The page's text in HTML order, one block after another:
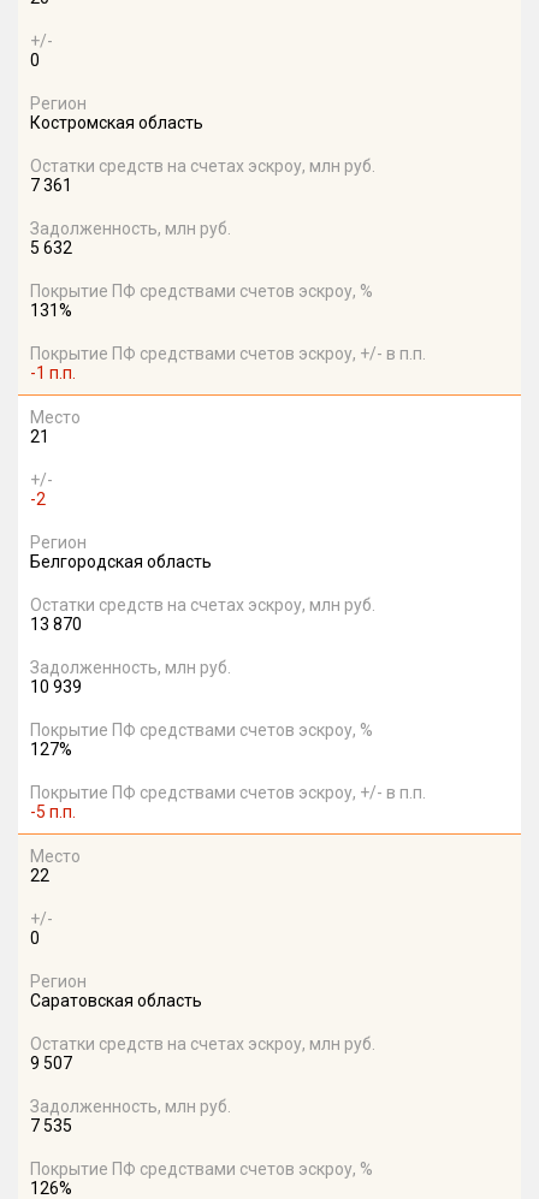
+/-
0
Регион
Костромская область
Остатки средств на счетах эскроу, млн руб.
7 361
Задолженность, млн руб.
5 632
Покрытие ПФ средствами счетов эскроу, %
131%
Покрытие ПФ средствами счетов эскроу, +/- в п.п.
-1 п.п.
Место
21
+/-
-2
Регион
Белгородская область
Остатки средств на счетах эскроу, млн руб.
13 870
Задолженность, млн руб.
10 939
Покрытие ПФ средствами счетов эскроу, %
127%
Покрытие ПФ средствами счетов эскроу, +/- в п.п.
-5 п.п.
Место
22
+/-
0
Регион
Саратовская область
Остатки средств на счетах эскроу, млн руб.
9 507
Задолженность, млн руб.
7 535
Покрытие ПФ средствами счетов эскроу, %
126%